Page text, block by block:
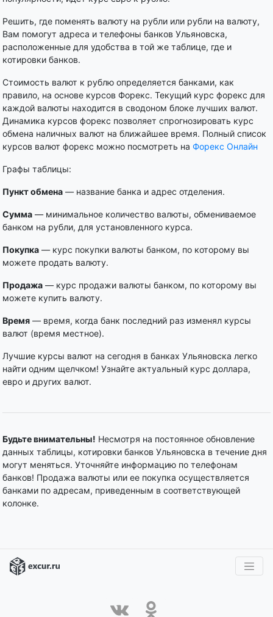
Решить, где поменять валюту на рубли или рубли на валюту,
Вам помогут адреса и телефоны банков Ульяновска,
расположенные для удобства в той же таблице, где и
котировки банков.
Стоимость валют к рублю определяется банками, как
правило, на основе курсов Форекс. Текущий курс форекс для
каждой валюты находится в сводоном блоке лучших валют.
Динамика курсов форекс позволяет спрогнозировать курс
обмена наличных валют на ближайшее время. Полный список
курсов валют форекс можно посмотреть на Форекс Онлайн
Графы таблицы:
Пункт обмена — название банка и адрес отделения.
Сумма — минимальное количество валюты, обмениваемое
банком на рубли, для установленного курса.
Покупка — курс покупки валюты банком, по которому вы
можете продать валюту.
Продажа — курс продажи валюты банком, по которому вы
можете купить валюту.
Время — время, когда банк последний раз изменял курсы
валют (время местное).
Лучшие курсы валют на сегодня в банках Ульяновска легко
найти одним щелчком! Узнайте актуальный курс доллара,
евро и других валют.
Будьте внимательны! Несмотря на постоянное обновление
данных таблицы, котировки банков Ульяновска в течение дня
могут меняться. Уточняйте информацию по телефонам
банков! Продажа валюты или ее покупка осуществляется
банками по адресам, приведенным в соответствующей
колонке.